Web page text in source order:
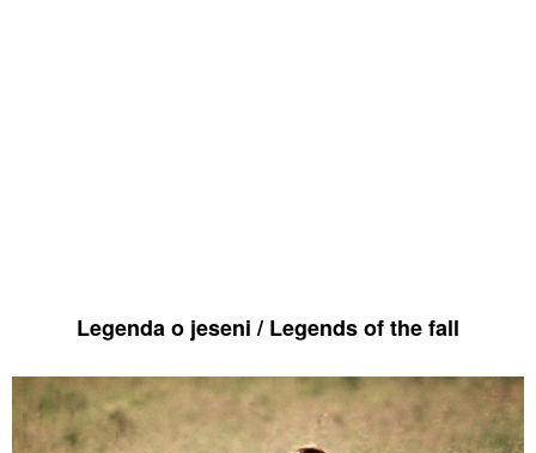
Legenda o jeseni / Legends of the fall